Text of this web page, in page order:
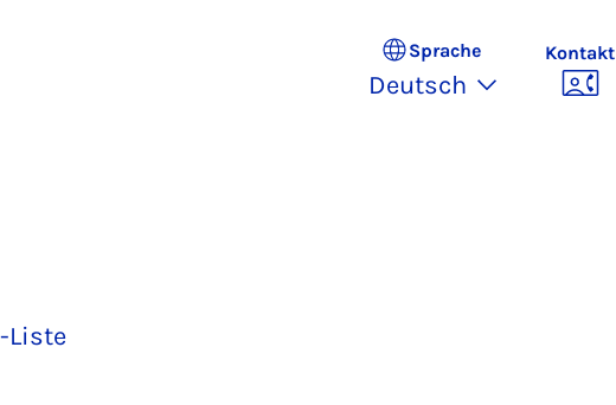
Sprache
Deutsch
Kontakt
Liste